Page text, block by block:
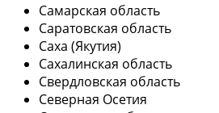
Самарская область
Саратовская область
Саха (Якутия)
Сахалинская область
Свердловская область
Северная Осетия